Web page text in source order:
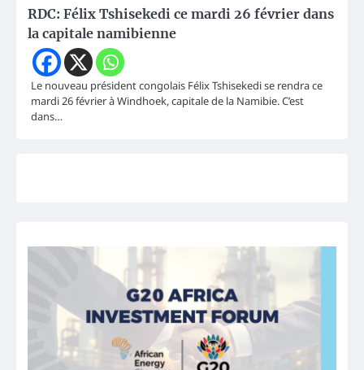
RDC: Félix Tshisekedi ce mardi 26 février dans
la capitale namibienne
Le nouveau président congolais Félix Tshisekedi se rendra ce
mardi 26 février à Windhoek, capitale de la Namibie. C’est
dans…